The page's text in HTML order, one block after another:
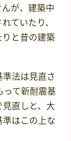
が、建築中
ていたり、
と昔の建築
法は見直さ
って新耐震基
直しと、大
はこの上な